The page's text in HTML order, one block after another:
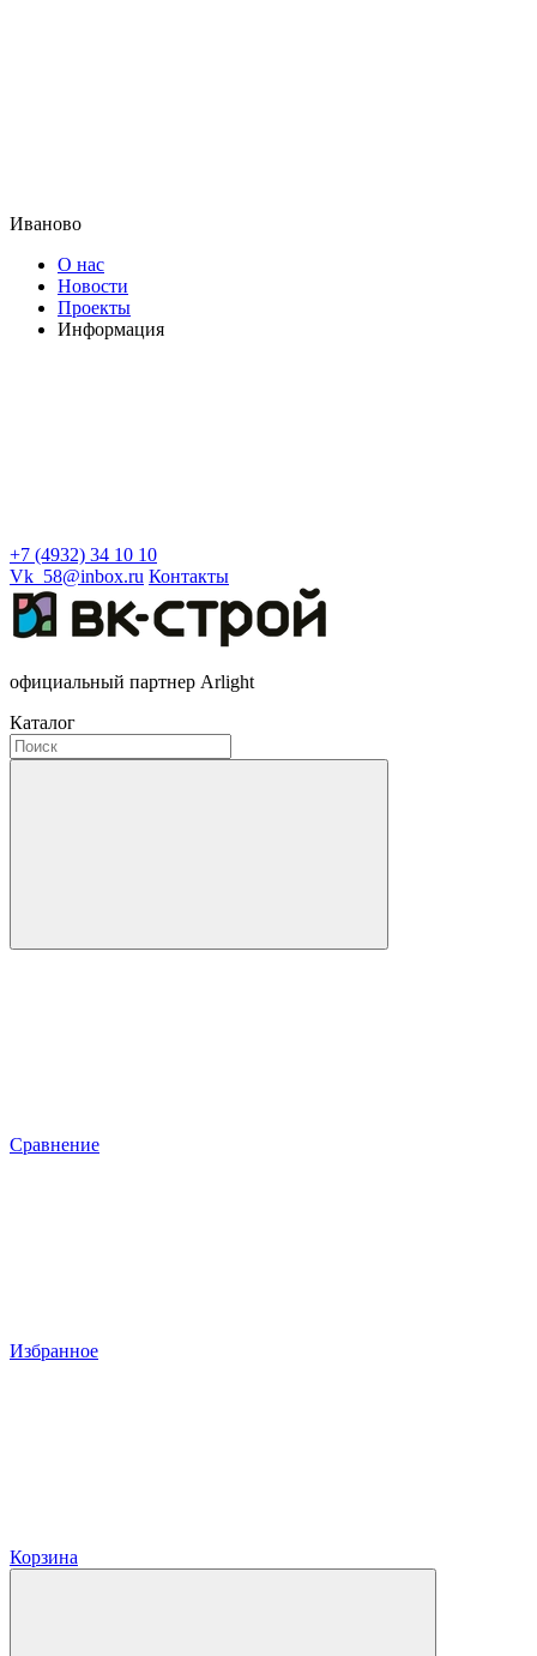
Иваново
О нас
Новости
Проекты
Информация
+7 (4932) 34 10 10
Vk_58@inbox.ru Контакты
официальный партнер Arlight
Каталог
Сравнение
Избранное
Корзина